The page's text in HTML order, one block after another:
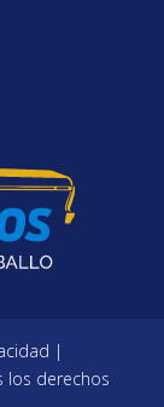
|
los derechos